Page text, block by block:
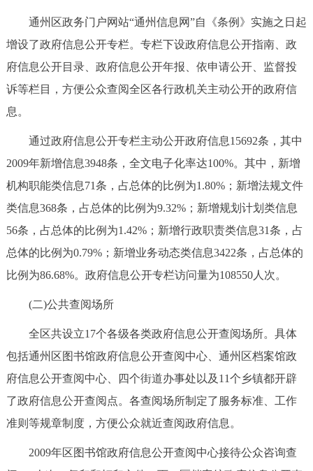
通州区政务门户网站“通州信息网”自《条例》实施之日起
增设了政府信息公开专栏。专栏下设政府信息公开指南、政
府信息公开目录、政府信息公开年报、依申请公开、监督投
诉等栏目，方便公众查阅全区各行政机关主动公开的政府信
息。
通过政府信息公开专栏主动公开政府信息15692条，其中
2009年新增信息3948条，全文电子化率达100%。其中，新增
机构职能类信息71条，占总体的比例为1.80%；新增法规文件
类信息368条，占总体的比例为9.32%；新增规划计划类信息
56条，占总体的比例为1.42%；新增行政职责类信息31条，占
总体的比例为0.79%；新增业务动态类信息3422条，占总体的
比例为86.68%。政府信息公开专栏访问量为108550人次。
(二)公共查阅场所
全区共设立17个各级各类政府信息公开查阅场所。具体
包括通州区图书馆政府信息公开查阅中心、通州区档案馆政
府信息公开查阅中心、四个街道办事处以及11个乡镇都开辟
了政府信息公开查阅点。各查阅场所制定了服务标准、工作
准则等规章制度，方便公众就近查阅政府信息。
2009年区图书馆政府信息公开查阅中心接待公众咨询查